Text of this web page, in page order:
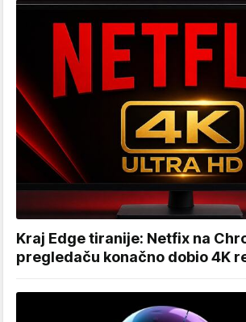
Kraj Edge tiranije: Netfix na
pregledaču konačno dobio 4K